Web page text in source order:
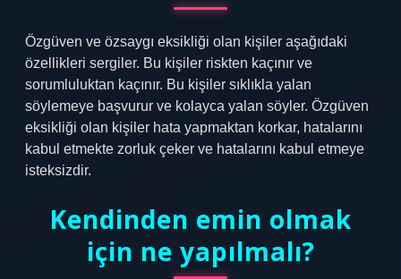
Özgüven ve özsaygı eksikliği olan kişiler aşağıdaki
özellikleri sergiler. Bu kişiler riskten kaçınır ve
sorumluluktan kaçınır. Bu kişiler sıklıkla yalan
söylemeye başvurur ve kolayca yalan söyler. Özgüven
eksikliği olan kişiler hata yapmaktan korkar, hatalarını
kabul etmekte zorluk çeker ve hatalarını kabul etmeye
isteksizdir.
Kendinden emin olmak
için ne yapılmalı?